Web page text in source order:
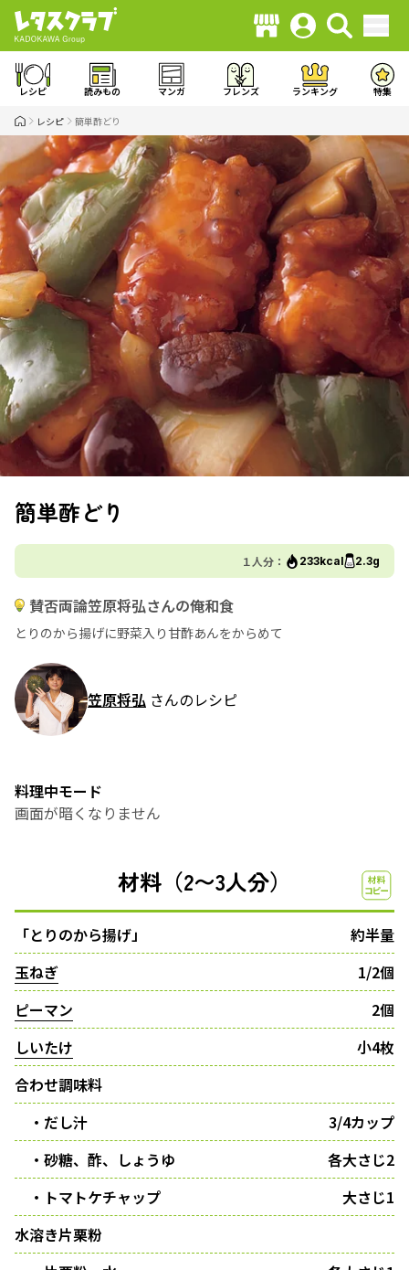
レシピ 読みもの マンガ フレンズ ランキング 特集
レシピ 簡単酢どり
簡単酢どり
１人分： 233kcal 2.3g
賛否両論笠原将弘さんの俺和食
とりのから揚げに野菜入り甘酢あんをからめて
笠原将弘 さんのレシピ
料理中モード
画面が暗くなりません
材料（2〜3人分）
「とりのから揚げ」
約半量
玉ねぎ
1/2個
ピーマン
2個
しいたけ
小4枚
合わせ調味料
・だし汁
3/4カップ
・砂糖、酢、しょうゆ
各大さじ2
・トマトケチャップ
大さじ1
水溶き片栗粉